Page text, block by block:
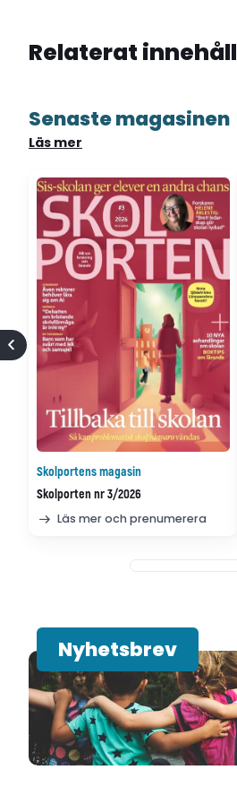
Relaterat innehåll
Senaste magasinen
Läs mer
Skolportens magasin
Skolporten nr 3/2026
Läs mer och prenumerera
Nyhetsbrev